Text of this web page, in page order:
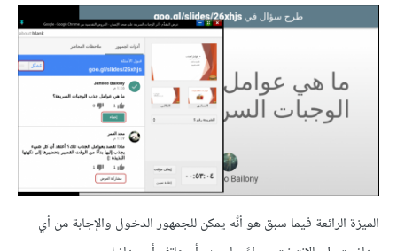
الميزة الرائعة فيما سبق هو أنَّه يمكن للجمهور الدخول والإجابة من أي